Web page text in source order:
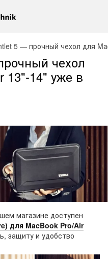
5 — прочный чехол для
чехол
13"‑14" уже в
магазине доступен
для MacBook Pro/Air
защиту и удобство